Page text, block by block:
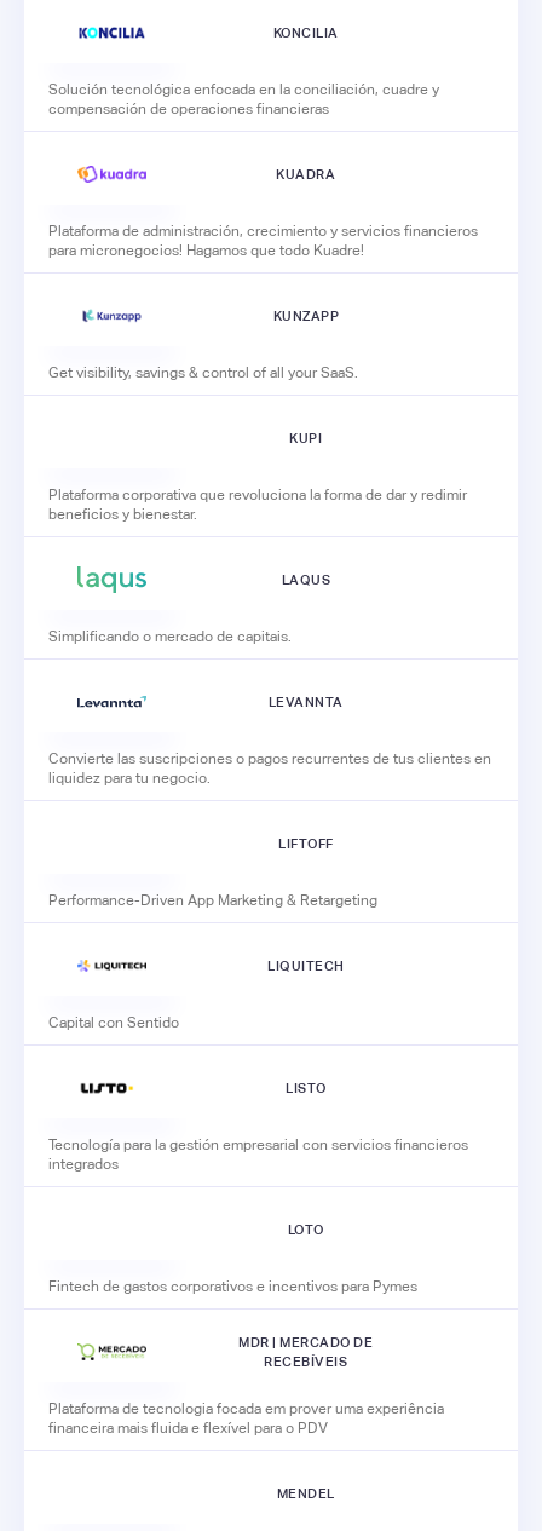
KONCILIA
Solución tecnológica enfocada en la conciliación, cuadre y
compensación de operaciones financieras
KUADRA
Plataforma de administración, crecimiento y servicios financieros
para micronegocios! Hagamos que todo Kuadre!
KUNZAPP
Get visibility, savings & control of all your SaaS.
KUPI
Plataforma corporativa que revoluciona la forma de dar y redimir
beneficios y bienestar.
LAQUS
Simplificando o mercado de capitais.
LEVANNTA
Convierte las suscripciones o pagos recurrentes de tus clientes en
liquidez para tu negocio.
LIFTOFF
Performance-Driven App Marketing & Retargeting
LIQUITECH
Capital con Sentido
LISTO
Tecnología para la gestión empresarial con servicios financieros
integrados
LOTO
Fintech de gastos corporativos e incentivos para Pymes
MDR | MERCADO DE
RECEBÍVEIS
Plataforma de tecnologia focada em prover uma experiência
financeira mais fluida e flexível para o PDV
MENDEL